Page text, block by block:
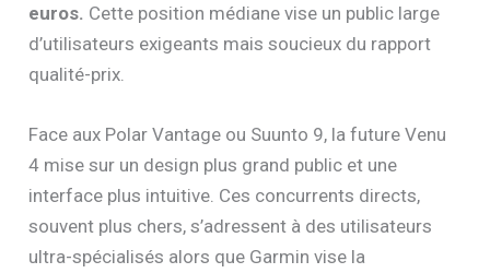
euros. Cette position médiane vise un public large
d’utilisateurs exigeants mais soucieux du rapport
qualité-prix.
Face aux Polar Vantage ou Suunto 9, la future Venu
4 mise sur un design plus grand public et une
interface plus intuitive. Ces concurrents directs,
souvent plus chers, s’adressent à des utilisateurs
ultra-spécialisés alors que Garmin vise la